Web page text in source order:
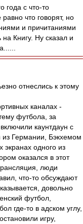
года с что-то
что говорят, но
и причитаниями
на Книгу. Ну сказал и
отнеслись к этому
каналах -
футбола, за
каунтдаун с
Германии, Бэкхемом
экранах одного из
оказался в этот
люди
что-то обсуждают
довольно
футбол,
где-то в адском углу,
игру,